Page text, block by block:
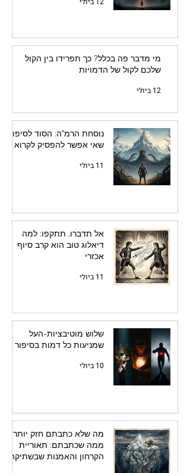
מי מדבר פה בכלל? כך תפרידו בין הקול
שלכם לקול של הדמויות
12 ביולי
נוסחת הרמ"ה: הסוד לסיפור
שאי אפשר להפסיק לקרוא
11 ביולי
אל תדברו, תתקפו: למה
דיאלוג טוב הוא קרב סיוף
אכזרי
11 ביולי
שלוש מוטיבציות-העל
שמניעות כל דמות בסיפור
10 ביולי
מה שלא כתבתם חזק יותר
ממה שכתבתם: תאוריית
הקרחון והאמנות שבשתיקה